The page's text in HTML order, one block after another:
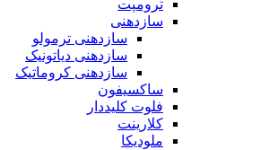
ترومپت
سازدهنی
سازدهنی ترمولو
سازدهنی دیاتونیک
سازدهنی کروماتیک
ساکسیفون
فلوت کلیددار
کلارینت
ملودیکا